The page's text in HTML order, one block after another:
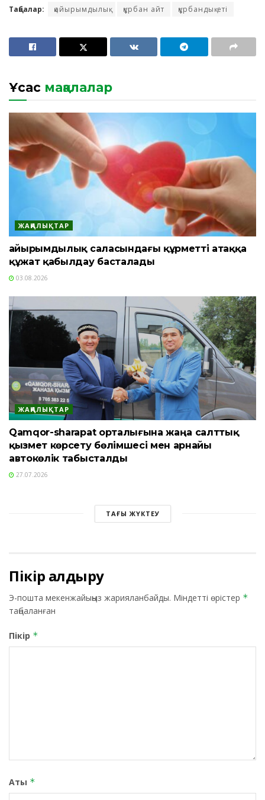
Таңбалар: қайырымдылық құрбан айт құрбандық еті
Ұқсас мақалалар
ЖАҢАЛЫҚТАР
Қайырымдылық саласындағы құрметті атаққа
құжат қабылдау басталады
03.08.2026
ЖАҢАЛЫҚТАР
Qamqor-sharapat орталығына жаңа салттық
қызмет көрсету бөлімшесі мен арнайы
автокөлік табысталды
27.07.2026
ТАҒЫ ЖҮКТЕУ
Пікір қалдыру
Э-пошта мекенжайыңыз жарияланбайды. Міндетті өрістер *
таңбаланған
Пікір *
Аты *